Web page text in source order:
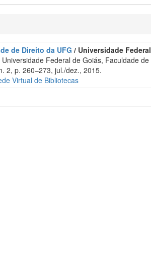
de Direito da UFG / Universidade
Federal de Goiás, Faculdade de
2, p. 260–273, jul./dez., 2015.
Virtual de Bibliotecas